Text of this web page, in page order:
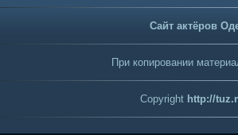
Сайт актёров
При копировании
Copyright http://